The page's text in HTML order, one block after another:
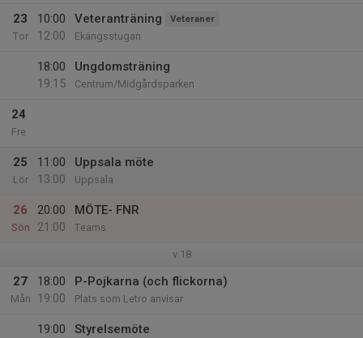
23
Tor
10:00
12:00
Veteranträning Veteraner
Ekängsstugan
18:00
19:15
Ungdomsträning
Centrum/Midgårdsparken
24
Fre
25
Lör
11:00
13:00
Uppsala möte
Uppsala
26
Sön
20:00
21:00
MÖTE- FNR
Teams
v.18
27
Mån
18:00
19:00
P-Pojkarna (och flickorna)
Plats som Letro anvisar
19:00
Styrelsemöte